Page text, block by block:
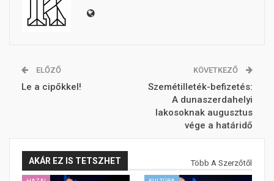
ELŐZŐ
Le a cipőkkel!
KÖVETKEZŐ
Szemétilleték-befizetés:
A dunaszerdahelyi
lakosoknak augusztus
vége a határidő
AKÁR EZ IS TETSZHET Több A Szerzőtől